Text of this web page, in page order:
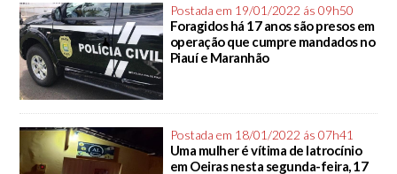
Postada em 19/01/2022 ás 09h50
Foragidos há 17 anos são presos em
operação que cumpre mandados no
Piauí e Maranhão
Postada em 18/01/2022 ás 07h41
Uma mulher é vítima de latrocínio
em Oeiras nesta segunda-feira, 17